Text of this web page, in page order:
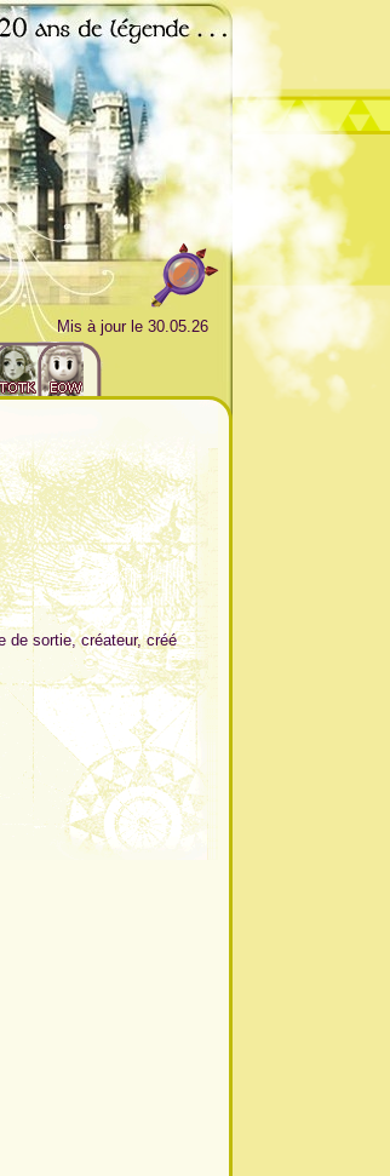
Mis à jour le 30.05.26
de sortie, créateur, créé